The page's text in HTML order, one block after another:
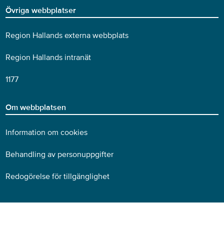
Övriga webbplatser
Region Hallands externa webbplats
Region Hallands intranät
1177
Om webbplatsen
Information om cookies
Behandling av personuppgifter
Redogörelse för tillgänglighet